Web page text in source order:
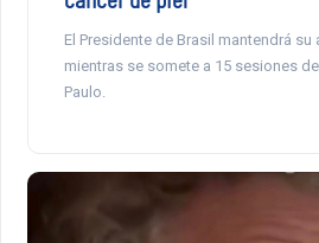
El Presidente de Brasil mantendrá su
mientras se somete a 15 sesiones
Paulo.